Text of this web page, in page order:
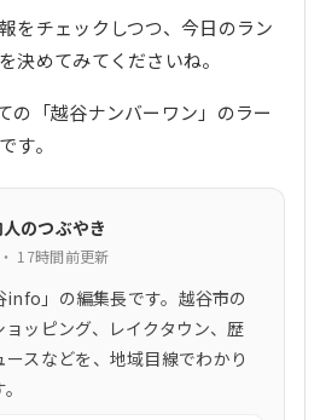
をチェックしつつ、今日のラン
決めてみてくださいね。
の「越谷ナンバーワン」のラー
す。
のつぶやき
17時間前更新
」の編集長です。越谷市の
ッピング、レイクタウン、歴
スなどを、地域目線でわかり